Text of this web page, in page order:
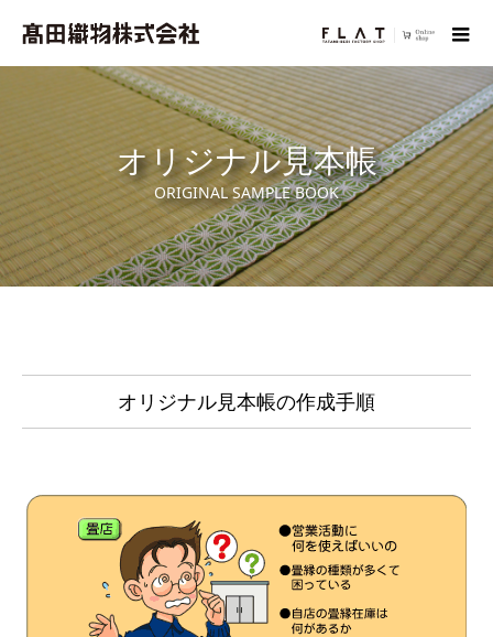
オリジナル見本帳
ORIGINAL SAMPLE BOOK
オリジナル見本帳の作成手順